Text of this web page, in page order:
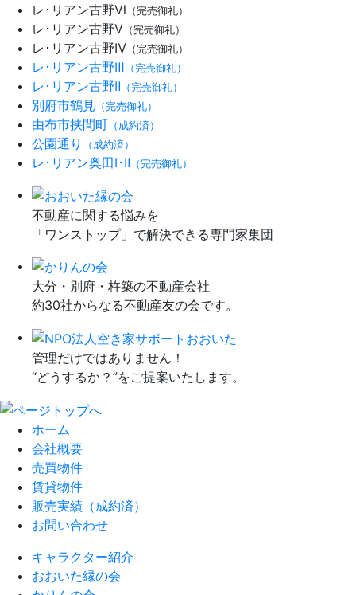
レ･リアン古野Ⅵ （完売御礼）
レ･リアン古野Ⅴ （完売御礼）
レ･リアン古野Ⅳ （完売御礼）
レ･リアン古野Ⅲ （完売御礼）
レ･リアン古野Ⅱ （完売御礼）
別府市鶴見 （完売御礼）
由布市挟間町 （成約済）
公園通り （成約済）
レ･リアン奥田Ⅰ･Ⅱ （完売御礼）
不動産に関する悩みを
「ワンストップ」で解決できる専門家集団
大分・別府・杵築の不動産会社
約30社からなる不動産友の会です。
管理だけではありません！
“どうするか？”をご提案いたします。
ホーム
会社概要
売買物件
賃貸物件
販売実績（成約済）
お問い合わせ
キャラクター紹介
おおいた縁の会